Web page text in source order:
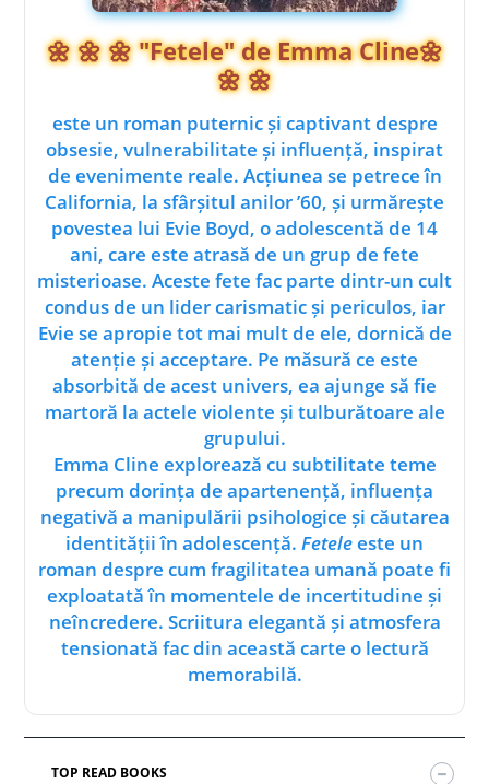
🌼 🌼 🌼 "Fetele" de Emma Cline🌼
🌼 🌼
este un roman puternic și captivant despre
obsesie, vulnerabilitate și influență, inspirat
de evenimente reale. Acțiunea se petrece în
California, la sfârșitul anilor ’60, și urmărește
povestea lui Evie Boyd, o adolescentă de 14
ani, care este atrasă de un grup de fete
misterioase. Aceste fete fac parte dintr-un cult
condus de un lider carismatic și periculos, iar
Evie se apropie tot mai mult de ele, dornică de
atenție și acceptare. Pe măsură ce este
absorbită de acest univers, ea ajunge să fie
martoră la actele violente și tulburătoare ale
grupului.
Emma Cline explorează cu subtilitate teme
precum dorința de apartenență, influența
negativă a manipulării psihologice și căutarea
identității în adolescență. Feteleeste un
roman despre cum fragilitatea umană poate fi
exploatată în momentele de incertitudine și
neîncredere. Scriitura elegantă și atmosfera
tensionată fac din această carte o lectură
memorabilă.
TOP READ BOOKS